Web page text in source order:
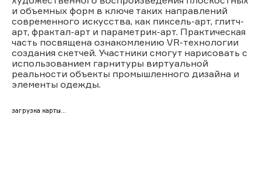
и объемных форм в ключе таких направлений
современного искусства, как пиксель-арт, глитч-
арт, фрактал-арт и параметрик-арт. Практическая
часть посвящена ознакомлению VR-технологии
создания скетчей. Участники смогут нарисовать с
использованием гарнитуры виртуальной
реальности объекты промышленного дизайна и
элементы одежды.
загрузка карты...